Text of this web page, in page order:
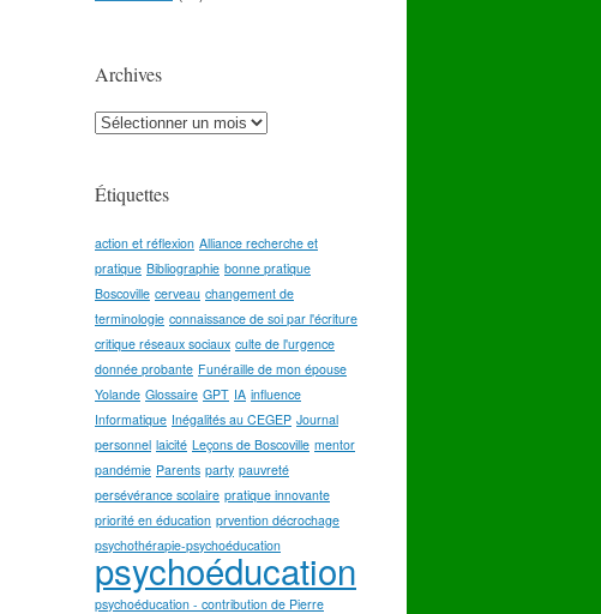
Archives
Archives
Étiquettes
action et réflexion Alliance recherche et
pratique Bibliographie bonne pratique
Boscoville cerveau changement de
terminologie connaissance de soi par l'écriture
critique réseaux sociaux culte de l'urgence
donnée probante Funéraille de mon épouse
Yolande Glossaire GPT IA influence
Informatique Inégalités au CEGEP Journal
personnel laicité Leçons de Boscoville mentor
pandémie Parents party pauvreté
persévérance scolaire pratique innovante
priorité en éducation prvention décrochage
psychothérapie-psychoéducation
psychoéducation
psychoéducation - contribution de Pierre